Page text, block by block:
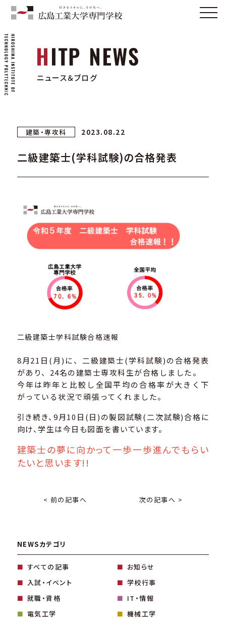
ニュース＆ブログ
建築・専攻科 2023.08.22
二級建築士(学科試験)の合格発表
二級建築士学科試験合格速報
8月21日(月)に、二級建築士(学科試験)の合格発表
があり、24名の建築士専攻科生が合格しました。
今年は昨年と比較し全国平均の合格率が大きく下
がっている状況で頑張ってくれました。
引き続き、9月10日(日)の製図試験(二次試験)合格に
向け、学生は今日も図面を書いています。
建築士の夢に向かって一歩一歩進んでもらい
たいと思います!!
< 前の記事へ 次の記事へ >
NEWSカテゴリ
すべての記事
お知らせ
入試・イベント
学校行事
就職・資格
IT・情報
電気工学
機械工学